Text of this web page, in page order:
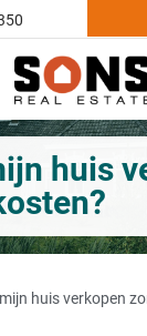
huis
huis verkopen